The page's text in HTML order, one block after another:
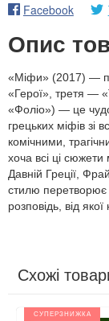
Facebook
Опис
«Міфи» (2017) —
«Герої», третя —
«Фоліо») — це
грецьких міфів зі
комічними,
хоча всі ці
Давній Греції,
стилю перетворює
розповідь, від
Схожі
СУПЕРЗНИЖКА